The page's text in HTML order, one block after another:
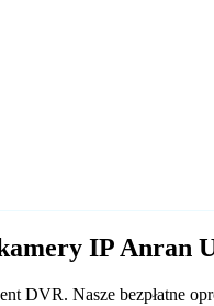
IP Anran
DVR. Nasze bezpłatne